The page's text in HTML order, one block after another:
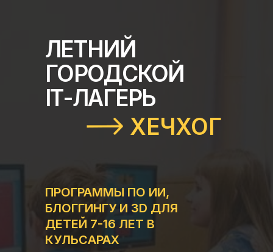
ХЕЧХОГ
ЛЕТНИЙ
ГОРОДСКОЙ
IT-ЛАГЕРЬ
ПРОГРАММЫ ПО ИИ,
БЛОГГИНГУ И 3D ДЛЯ
ДЕТЕЙ 7-16 ЛЕТ В
КУЛЬСАРАХ